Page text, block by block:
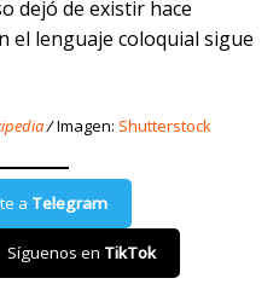
dejó de existir hace
el lenguaje coloquial sigue
/Imagen: Shutterstock
a Telegram
Síguenos en TikTok